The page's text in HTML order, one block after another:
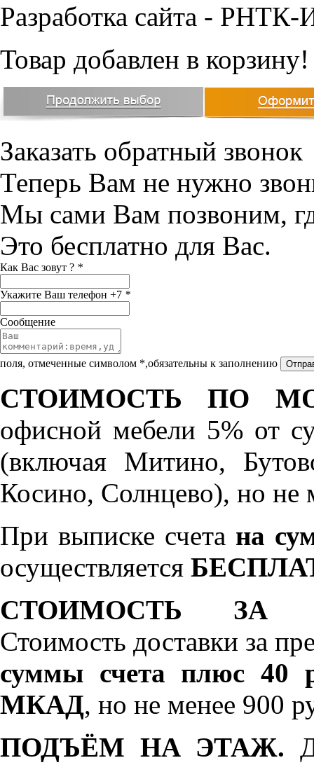
Разработка сайта - РНТК-
Товар добавлен в корзину!
Заказать обратный звонок
Теперь Вам не нужно
Мы сами Вам позвоним,
Это бесплатно для Вас.
Как Вас зовут ? *
Укажите Ваш телефон +7 *
Сообщение
поля, отмеченные символом *,обязательны к заполнению
СТОИМОСТЬ ПО
офисной мебели 5% от
(включая Митино,
Косино, Солнцево), но не
При выписке счета на
осуществляется
СТОИМОСТЬ ЗА
Стоимость доставки за
суммы счета плюс 40
МКАД, но не менее 900
ПОДЪЁМ НА ЭТАЖ.